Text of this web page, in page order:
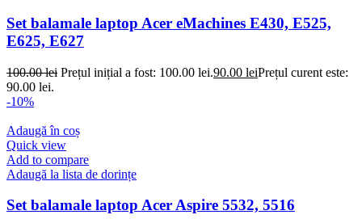
Set balamale laptop Acer eMachines E430, E525,
E625, E627
100.00lei Prețul inițial a fost: 100.00 lei.90.00 leiPrețul curent este:
90.00 lei.
-10%
Adaugă în coș
Quick view
Add to compare
Adaugă la lista de dorințe
Set balamale laptop Acer Aspire 5532, 5516